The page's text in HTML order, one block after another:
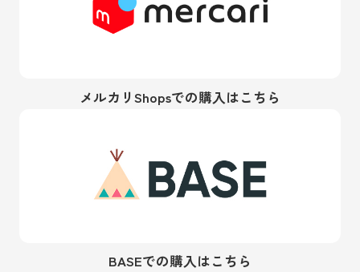
メルカリShopsでの購入はこちら
BASEでの購入はこちら